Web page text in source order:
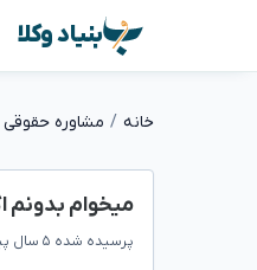
بنیاد وکلا
خانه مشاوره حقوقی
میخوام بدونم
پرسیده شده ۵ سال پیش